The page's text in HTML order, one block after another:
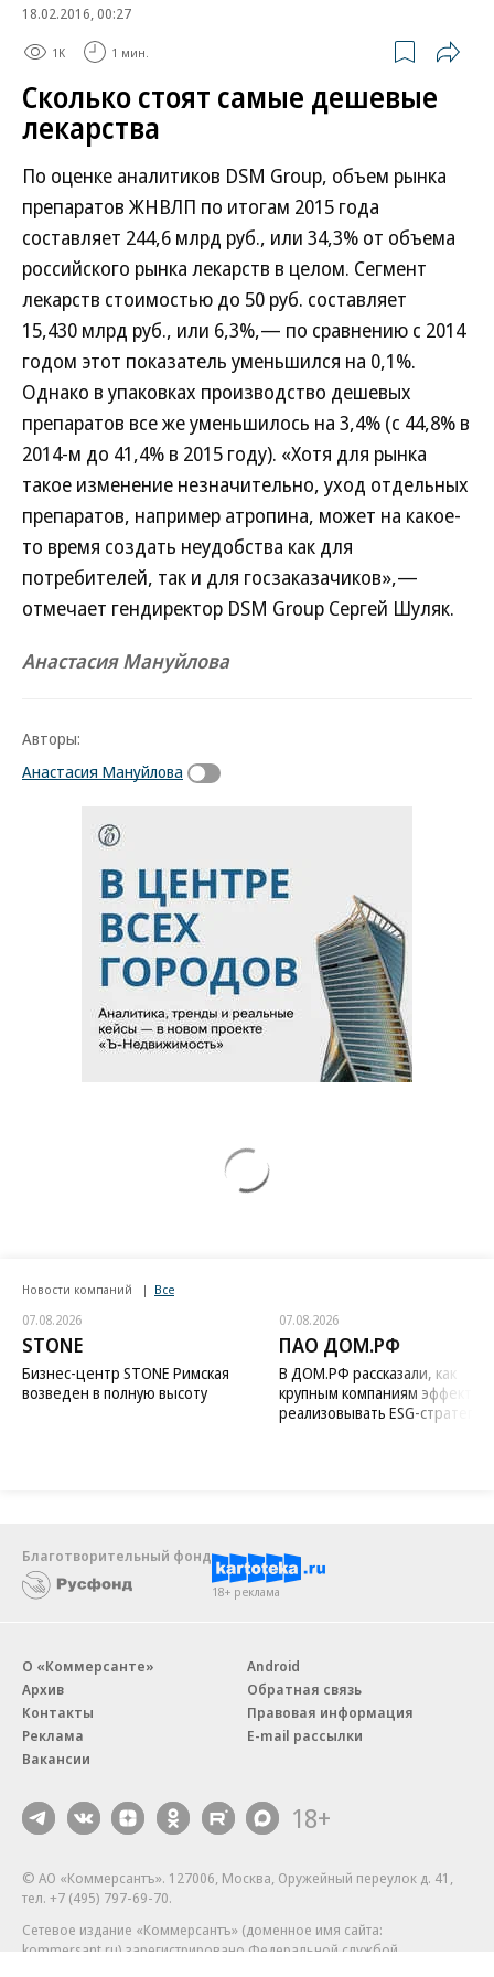
18.02.2016, 00:27
1K 1 мин.
Сколько стоят самые дешевые
лекарства
По оценке аналитиков DSM Group, объем рынка
препаратов ЖНВЛП по итогам 2015 года
составляет 244,6 млрд руб., или 34,3% от объема
российского рынка лекарств в целом. Сегмент
лекарств стоимостью до 50 руб. составляет
15,430 млрд руб., или 6,3%,— по сравнению с 2014
годом этот показатель уменьшился на 0,1%.
Однако в упаковках производство дешевых
препаратов все же уменьшилось на 3,4% (с 44,8% в
2014-м до 41,4% в 2015 году). «Хотя для рынка
такое изменение незначительно, уход отдельных
препаратов, например атропина, может на какое-
то время создать неудобства как для
потребителей, так и для госзаказачиков»,—
отмечает гендиректор DSM Group Сергей Шуляк.
Анастасия Мануйлова
Авторы:
Анастасия Мануйлова
Новости компаний Все
07.08.2026
STONE
Бизнес-центр STONE Римская
возведен в полную высоту
07.08.2026
ПАО ДОМ.РФ
В ДОМ.РФ рассказали, как
крупным компаниям
реализовывать ESG-стратегию
Благотворительный фонд
18+ реклама
О «Коммерсанте»
Архив
Контакты
Реклама
Вакансии
Android
Обратная связь
Правовая информация
E-mail рассылки
18+
© АО «Коммерсантъ». 127006, Москва, Оружейный переулок д. 41,
тел. +7 (495) 797-69-70.
Сетевое издание «Коммерсантъ» (доменное имя сайта:
kommersant.ru) зарегистрировано Федеральной службой